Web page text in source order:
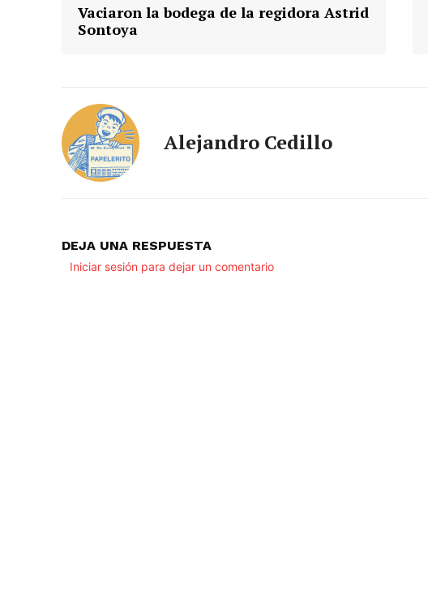
Vaciaron la bodega de la regidora Astrid
Sontoya
Alejandro Cedillo
DEJA UNA RESPUESTA
Iniciar sesión para dejar un comentario